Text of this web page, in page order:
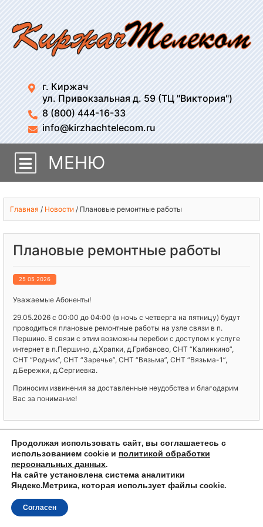
г. Киржач
ул. Привокзальная д. 59 (ТЦ "Виктория")
8 (800) 444-16-33
info@kirzhachtelecom.ru
МЕНЮ
Главная / Новости / Плановые ремонтные работы
Плановые ремонтные работы
25 05 2026
Уважаемые Абоненты!
29.05.2026 с 00:00 до 04:00 (в ночь с четверга на пятницу) будут
проводиться плановые ремонтные работы на узле связи в п.
Першино. В связи с этим возможны перебои с доступом к услуге
интернет в п.Першино, д.Храпки, д.Грибаново, СНТ “Калинкино”,
СНТ “Родник”, СНТ “Заречье”, СНТ “Вязьма”, СНТ “Вязьма-1”,
д.Бережки, д.Сергиевка.
Приносим извинения за доставленные неудобства и благодарим
Вас за понимание!
Продолжая использовать сайт, вы соглашаетесь с
использованием cookie и политикой обработки
персональных данных.
На сайте установлена система аналитики
Яндекс.Метрика, которая использует файлы cookie.
Согласен